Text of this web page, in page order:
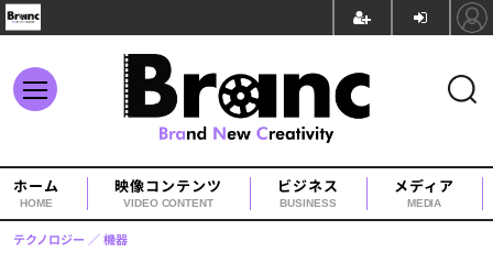
ホーム
HOME
映像コンテンツ
VIDEO CONTENT
ビジネス
BUSINESS
メディア
MEDIA
テクノロジー 機器